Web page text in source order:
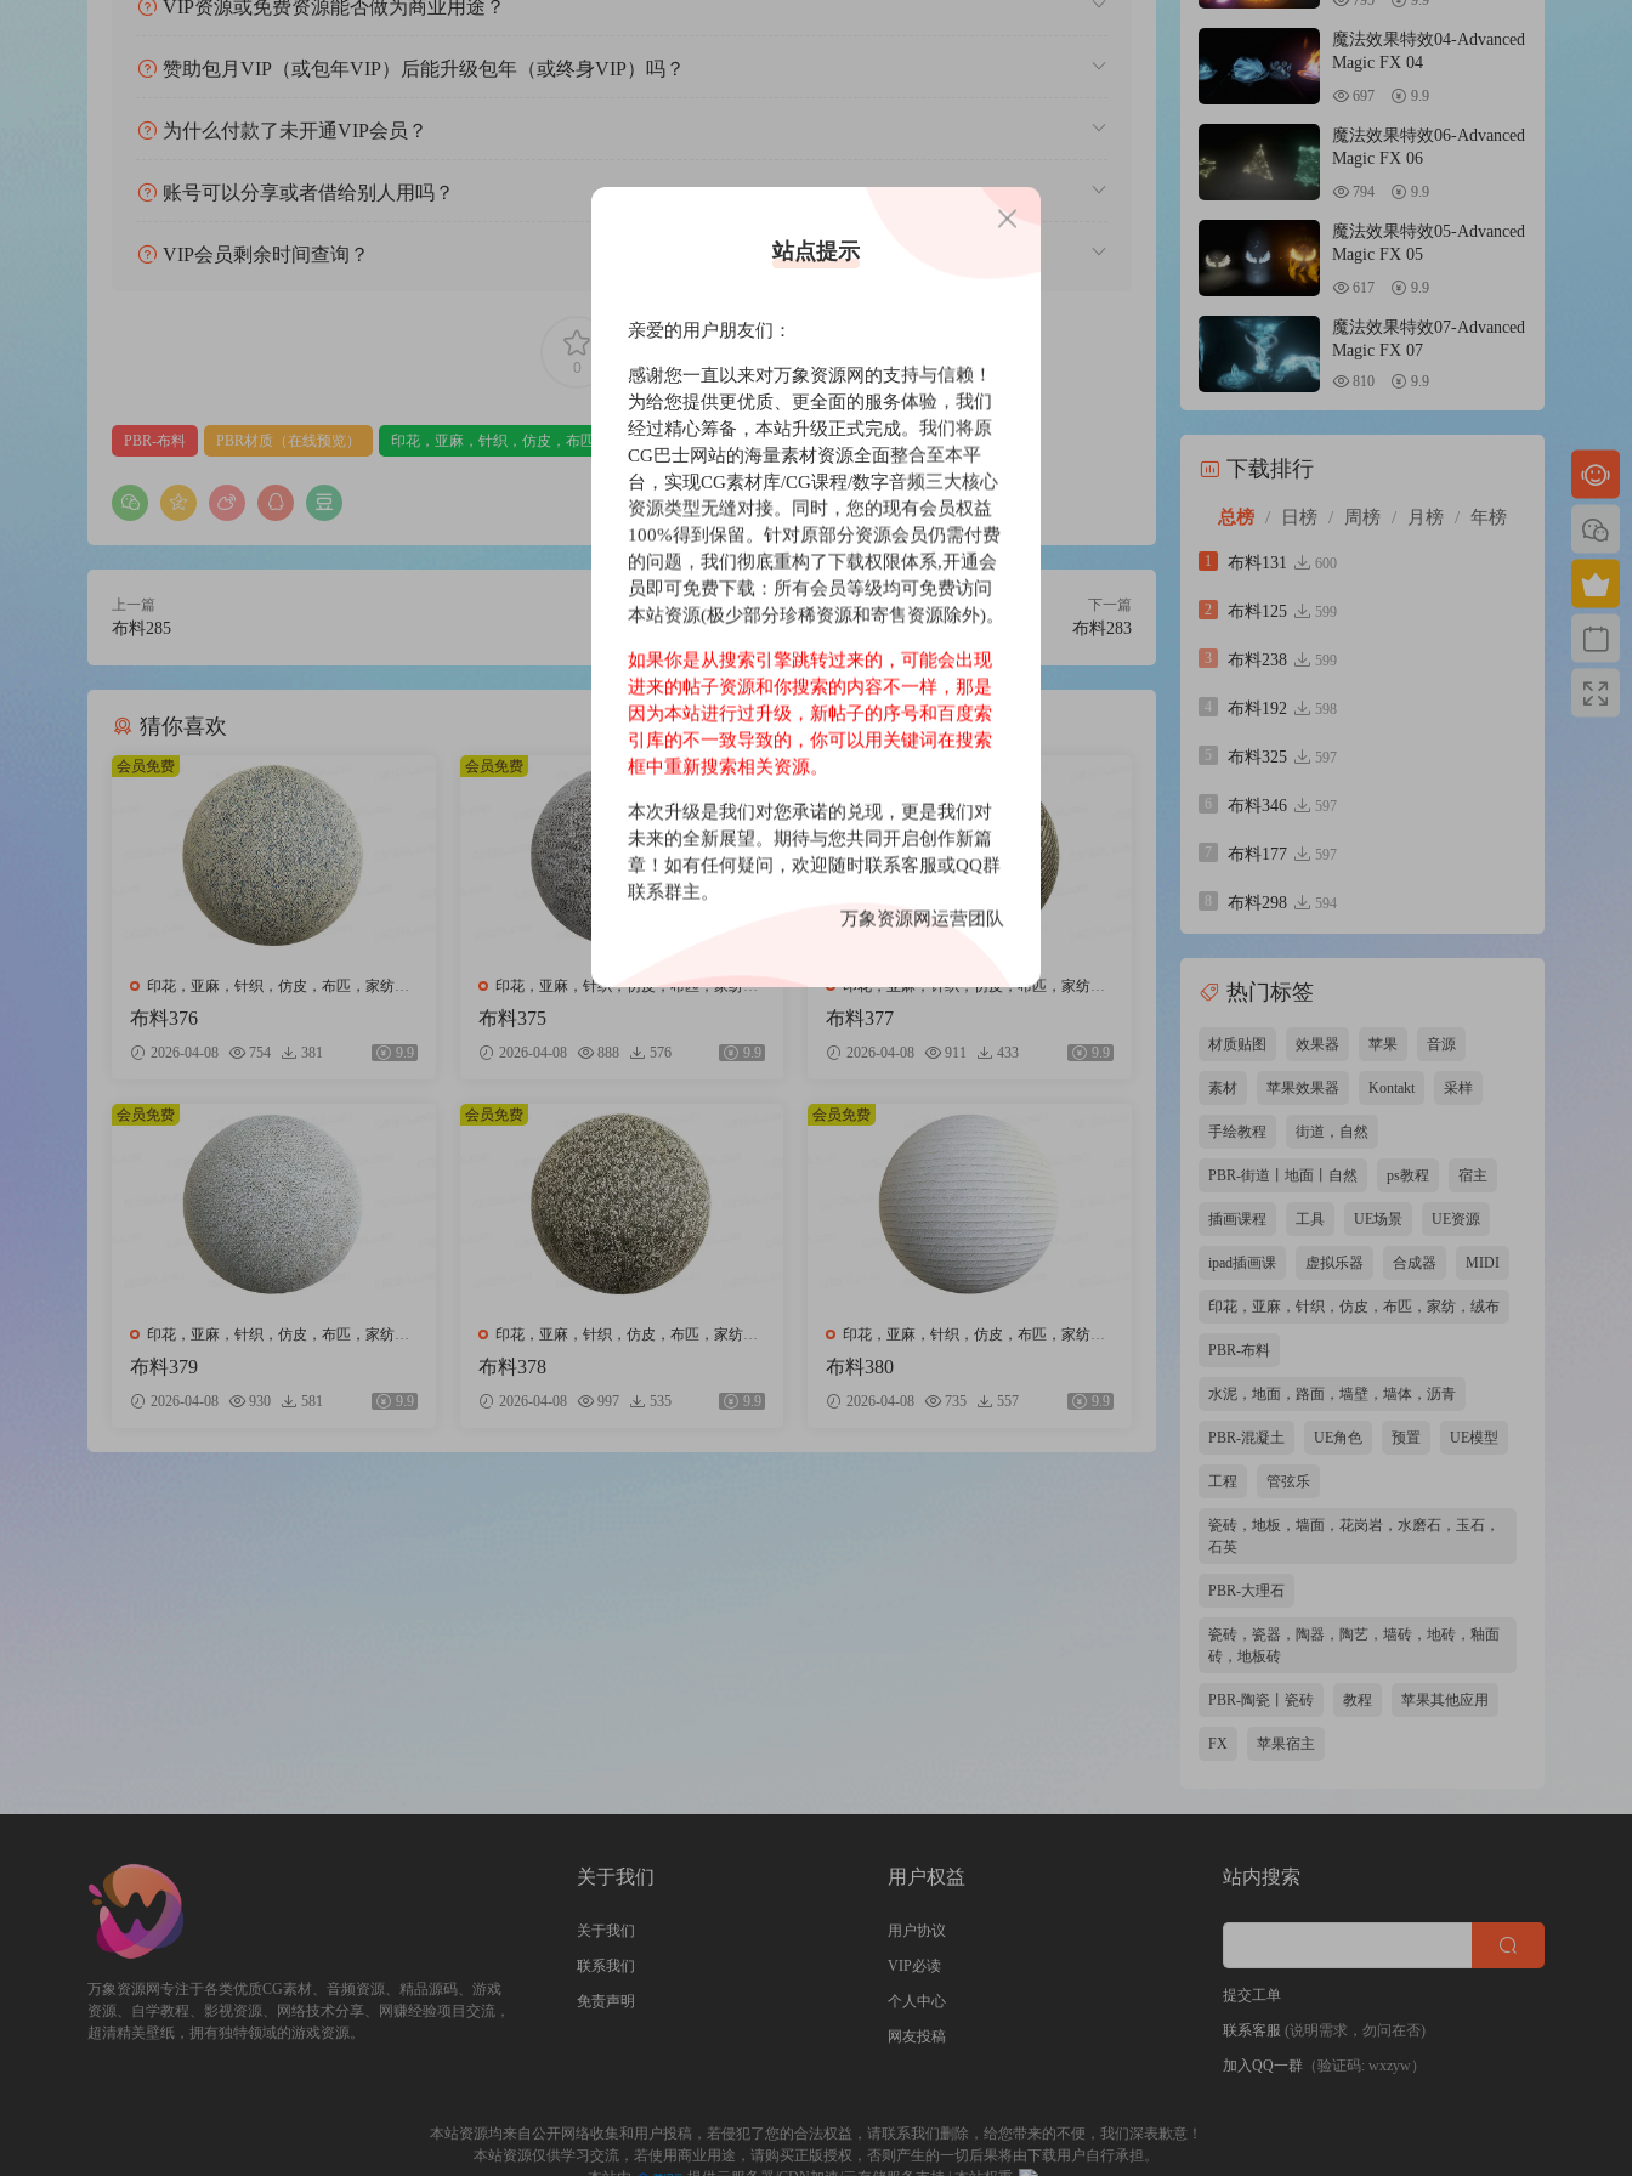
VIP资源或免费资源能否做为商业用途？
赞助包月VIP（或包年VIP）后能升级包年（或终身VIP）吗？
为什么付款了未开通VIP会员？
账号可以分享或者借给别人用吗？
VIP会员剩余时间查询？
0 0
PBR-布料 PBR材质（在线预览） 印花，亚麻，针织，仿皮，布匹，家纺，绒布 材质贴图
上一篇
布料285
下一篇
布料283
猜你喜欢
印花，亚麻，针织，仿皮，布匹，家纺，
绒布
布料376
2026-04-08 754 381 9.9
会员免费
印花，亚麻，针织，仿皮，布匹，家纺，
绒布
布料375
2026-04-08 888 576 9.9
会员免费
印花，亚麻，针织，仿皮，布匹，家纺，
绒布
布料377
2026-04-08 911 433 9.9
会员免费
印花，亚麻，针织，仿皮，布匹，家纺，
绒布
布料379
2026-04-08 930 581 9.9
会员免费
印花，亚麻，针织，仿皮，布匹，家纺，
绒布
布料378
2026-04-08 997 535 9.9
会员免费
印花，亚麻，针织，仿皮，布匹，家纺，
绒布
布料380
2026-04-08 735 557 9.9
会员免费
魔法效果特效04-Advanced
Magic FX 04
697 9.9
魔法效果特效06-Advanced
Magic FX 06
794 9.9
魔法效果特效05-Advanced
Magic FX 05
617 9.9
魔法效果特效07-Advanced
Magic FX 07
810 9.9
下载排行
总榜 / 日榜 / 周榜 / 月榜 / 年榜
1 布料131 600
2 布料125 599
3 布料238 599
4 布料192 598
5 布料325 597
6 布料346 597
7 布料177 597
8 布料298 594
热门标签
材质贴图 效果器 苹果 音源
素材 苹果效果器 Kontakt 采样
手绘教程 街道，自然
PBR-街道丨地面丨自然 ps教程 宿主
插画课程 工具 UE场景 UE资源
ipad插画课 虚拟乐器 合成器 MIDI
印花，亚麻，针织，仿皮，布匹，家纺，绒布
PBR-布料
水泥，地面，路面，墙壁，墙体，沥青
PBR-混凝土 UE角色 预置 UE模型
工程 管弦乐
瓷砖，地板，墙面，花岗岩，水磨石，玉石，
石英
PBR-大理石
瓷砖，瓷器，陶器，陶艺，墙砖，地砖，釉面
砖，地板砖
PBR-陶瓷丨瓷砖 教程 苹果其他应用
FX 苹果宿主
万象资源网专注于各类优质CG素材、音频资源、精品源码、游戏
资源、自学教程、影视资源、网络技术分享、网赚经验项目交流，
超清精美壁纸，拥有独特领域的游戏资源。
关于我们
关于我们
联系我们
免责声明
用户权益
用户协议
VIP必读
个人中心
网友投稿
站内搜索
提交工单
联系客服 (说明需求，勿问在否)
加入QQ一群（验证码: wxzyw）
本站资源均来自公开网络收集和用户投稿，若侵犯了您的合法权益，请联系我们删除，给您带来的不便，我们深表歉意！
本站资源仅供学习交流，若使用商业用途，请购买正版授权，否则产生的一切后果将由下载用户自行承担。
站点提示
亲爱的用户朋友们：
感谢您一直以来对万象资源网的支持与信赖！
为给您提供更优质、更全面的服务体验，我们
经过精心筹备，本站升级正式完成。我们将原
CG巴士网站的海量素材资源全面整合至本平
台，实现CG素材库/CG课程/数字音频三大核心
资源类型无缝对接。同时，您的现有会员权益
100%得到保留。针对原部分资源会员仍需付费
的问题，我们彻底重构了下载权限体系,开通会
员即可免费下载：所有会员等级均可免费访问
本站资源(极少部分珍稀资源和寄售资源除外)。
如果你是从搜索引擎跳转过来的，可能会出现
进来的帖子资源和你搜索的内容不一样，那是
因为本站进行过升级，新帖子的序号和百度索
引库的不一致导致的，你可以用关键词在搜索
框中重新搜索相关资源。
本次升级是我们对您承诺的兑现，更是我们对
未来的全新展望。期待与您共同开启创作新篇
章！如有任何疑问，欢迎随时联系客服或QQ群
联系群主。
万象资源网运营团队